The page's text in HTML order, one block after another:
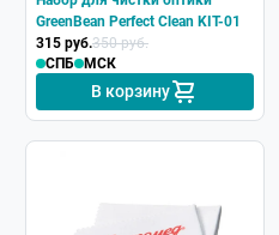
GreenBean Perfect Clean KIT-01
315 руб.350 руб.
СПБ
МСК
В корзину